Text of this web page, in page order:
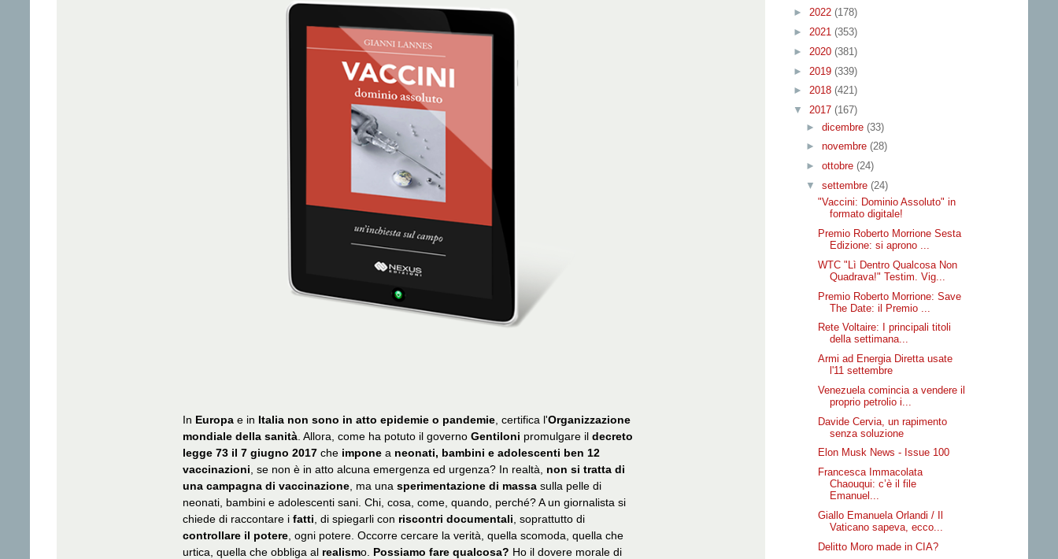
In Europa e in Italia non sono in atto epidemie o pandemie , certifica l'Organizzazione
mondiale della sanità . Allora, come ha potuto il governo Gentiloni promulgare il decreto
legge 73 il 7 giugno 2017 che impone a neonati, bambini e adolescenti ben 12
vaccinazioni , se non è in atto alcuna emergenza ed urgenza? In realtà, non si tratta di
una campagna di vaccinazione , ma una sperimentazione di massa sulla pelle di
neonati, bambini e adolescenti sani. Chi, cosa, come, quando, perché? A un giornalista si
chiede di raccontare i fatti , di spiegarli con riscontri documentali , soprattutto di
controllare il potere , ogni potere. Occorre cercare la verità, quella scomoda, quella che
urtica, quella che obbliga al realismo. Possiamo fare qualcosa? Ho il dovere morale di
► 2022 (178)
► 2021 (353)
► 2020 (381)
► 2019 (339)
► 2018 (421)
▼ 2017 (167)
► dicembre (33)
► novembre (28)
► ottobre (24)
▼ settembre (24)
"Vaccini: Dominio Assoluto" in
formato digitale!
Premio Roberto Morrione Sesta
Edizione: si aprono ...
WTC "Lì Dentro Qualcosa Non
Quadrava!" Testim. Vig...
Premio Roberto Morrione: Save
The Date: il Premio ...
Rete Voltaire: I principali titoli
della settimana...
Armi ad Energia Diretta usate
l'11 settembre
Venezuela comincia a vendere il
proprio petrolio i...
Davide Cervia, un rapimento
senza soluzione
Elon Musk News - Issue 100
Francesca Immacolata
Chaouqui: c’è il file
Emanuel...
Giallo Emanuela Orlandi / Il
Vaticano sapeva, ecco...
Delitto Moro made in CIA?